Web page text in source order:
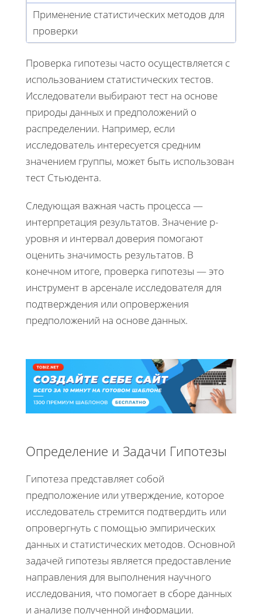
Применение статистических методов для
проверки
Проверка гипотезы часто осуществляется с
использованием статистических тестов.
Исследователи выбирают тест на основе
природы данных и предположений о
распределении. Например, если
исследователь интересуется средним
значением группы, может быть использован
тест Стьюдента.
Следующая важная часть процесса —
интерпретация результатов. Значение p-
уровня и интервал доверия помогают
оценить значимость результатов. В
конечном итоге, проверка гипотезы — это
инструмент в арсенале исследователя для
подтверждения или опровержения
предположений на основе данных.
Определение и Задачи Гипотезы
Гипотеза представляет собой
предположение или утверждение, которое
исследователь стремится подтвердить или
опровергнуть с помощью эмпирических
данных и статистических методов. Основной
задачей гипотезы является предоставление
направления для выполнения научного
исследования, что помогает в сборе данных
и анализе полученной информации.